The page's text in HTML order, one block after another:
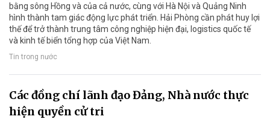
bằng sông Hồng và của cả nước, cùng với Hà Nội và Quảng Ninh
hình thành tam giác động lực phát triển. Hải Phòng cần phát huy lợi
thế để trở thành trung tâm công nghiệp hiện đại, logistics quốc tế
và kinh tế biển tổng hợp của Việt Nam.
Tin trong nước
Các đồng chí lãnh đạo Đảng, Nhà nước thực
hiện quyền cử tri